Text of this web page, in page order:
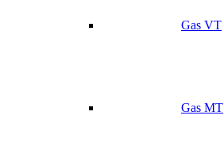
Gas VT
Gas MT